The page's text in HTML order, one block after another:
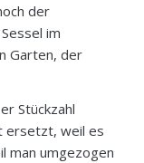
der
im
Garten, der
Stückzahl
ersetzt, weil es
man umgezogen